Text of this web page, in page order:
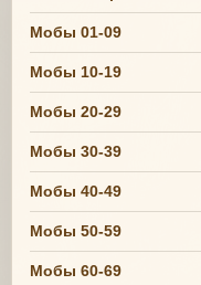
Мобы 01-09
Мобы 10-19
Мобы 20-29
Мобы 30-39
Мобы 40-49
Мобы 50-59
Мобы 60-69